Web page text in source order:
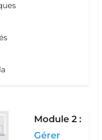
Module 2 :
Gérer